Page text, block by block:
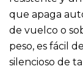
que apaga
de vuelco o
peso, es fácil
silencioso de